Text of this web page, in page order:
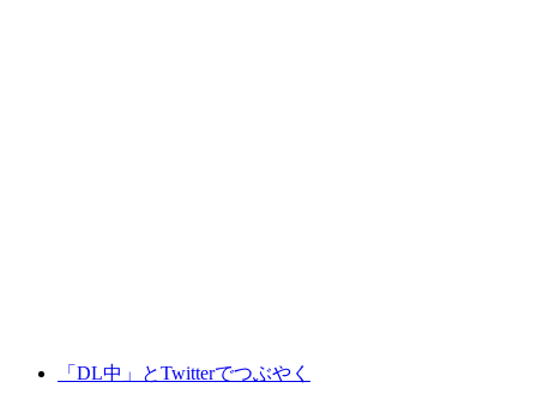
「DL中」とTwitterでつぶやく